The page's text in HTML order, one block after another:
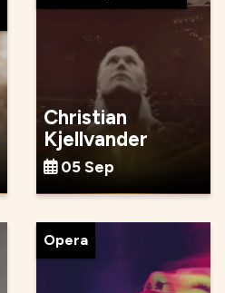
Christian
Kjellvander
05 Sep
Opera